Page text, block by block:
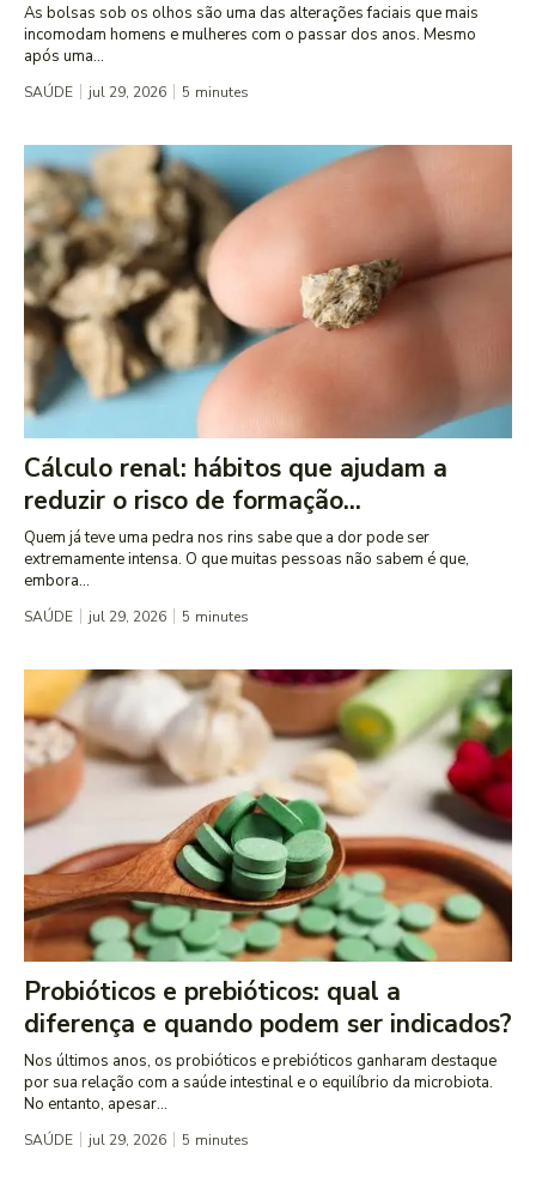
As bolsas sob os olhos são uma das alterações faciais que mais
incomodam homens e mulheres com o passar dos anos. Mesmo
após uma...
SAÚDE jul 29, 2026 5 minutes
Cálculo renal: hábitos que ajudam a
reduzir o risco de formação...
Quem já teve uma pedra nos rins sabe que a dor pode ser
extremamente intensa. O que muitas pessoas não sabem é que,
embora...
SAÚDE jul 29, 2026 5 minutes
Probióticos e prebióticos: qual a
diferença e quando podem ser indicados?
Nos últimos anos, os probióticos e prebióticos ganharam destaque
por sua relação com a saúde intestinal e o equilíbrio da microbiota.
No entanto, apesar...
SAÚDE jul 29, 2026 5 minutes